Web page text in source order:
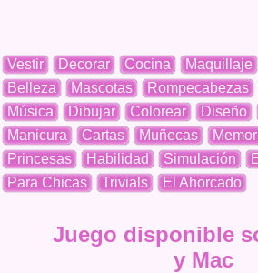
Vestir Decorar Cocina Maquillaje
Belleza
Mascotas Rompecabezas
Música
Dibujar Colorear Diseño
Manicura
Cartas Muñecas
Princesas
Habilidad Simulación
Para Chicas
Trivials El Ahorcado
Juego disponible
y Mac